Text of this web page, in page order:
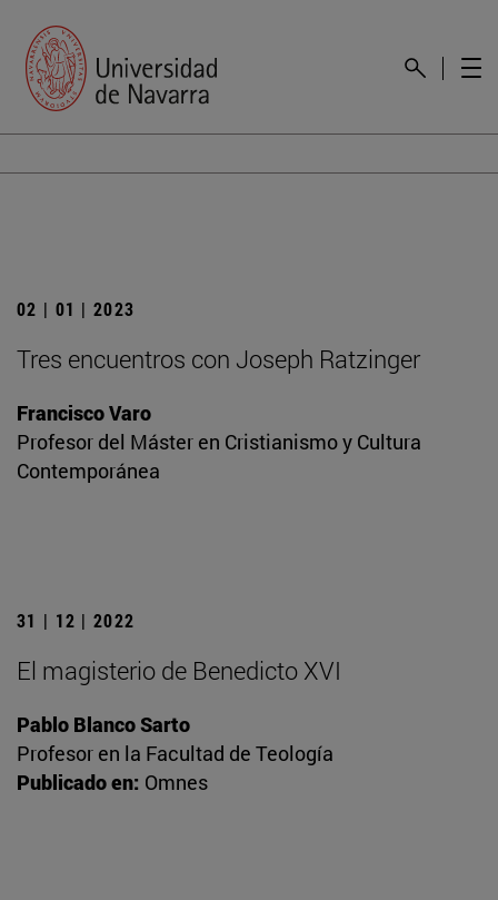
02 | 01 | 2023
Tres encuentros con Joseph Ratzinger
Francisco Varo
Profesor del Máster en Cristianismo y Cultura
Contemporánea
31 | 12 | 2022
El magisterio de Benedicto XVI
Pablo Blanco Sarto
Profesor en la Facultad de Teología
Publicado en: Omnes